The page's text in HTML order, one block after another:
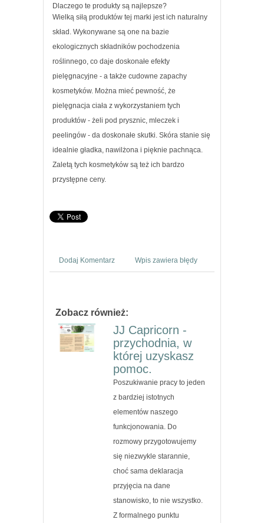
Dlaczego te produkty są najlepsze?
Wielką siłą produktów tej marki jest ich naturalny
skład. Wykonywane są one na bazie
ekologicznych składników pochodzenia
roślinnego, co daje doskonałe efekty
pielęgnacyjne - a także cudowne zapachy
kosmetyków. Można mieć pewność, że
pielęgnacja ciała z wykorzystaniem tych
produktów - żeli pod prysznic, mleczek i
peelingów - da doskonałe skutki. Skóra stanie się
idealnie gładka, nawilżona i pięknie pachnąca.
Zaletą tych kosmetyków są też ich bardzo
przystępne ceny.
Dodaj Komentarz Wpis zawiera błędy
Zobacz również:
JJ Capricorn -
przychodnia, w
której uzyskasz
pomoc.
Poszukiwanie pracy to jeden
z bardziej istotnych
elementów naszego
funkcjonowania. Do
rozmowy przygotowujemy
się niezwykle starannie,
choć sama deklaracja
przyjęcia na dane
stanowisko, to nie wszystko.
Z formalnego punktu